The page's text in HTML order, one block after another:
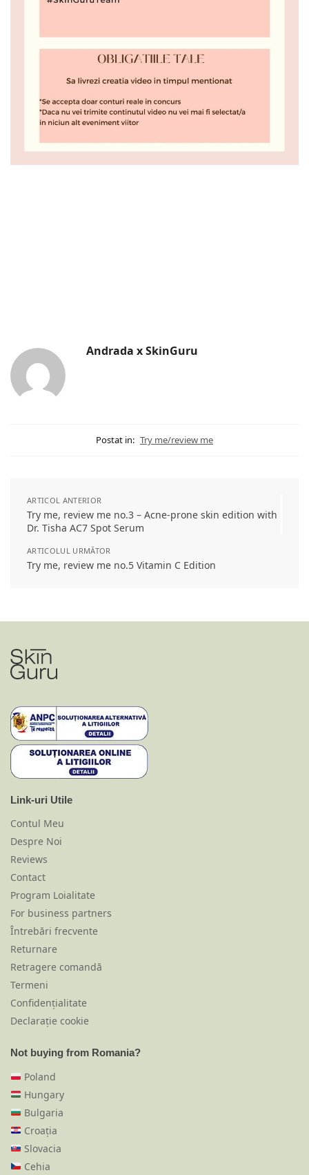
Andrada x SkinGuru
Postat in: Try me/review me
ARTICOL ANTERIOR
Try me, review me no.3 – Acne-prone skin edition with
Dr. Tisha AC7 Spot Serum
ARTICOLUL URMĂTOR
Try me, review me no.5 Vitamin C Edition
Link-uri Utile
Contul Meu
Despre Noi
Reviews
Contact
Program Loialitate
For business partners
Întrebări frecvente
Returnare
Retragere comandă
Termeni
Confidențialitate
Declarație cookie
Not buying from Romania?
Poland
Hungary
Bulgaria
Croația
Slovacia
Cehia